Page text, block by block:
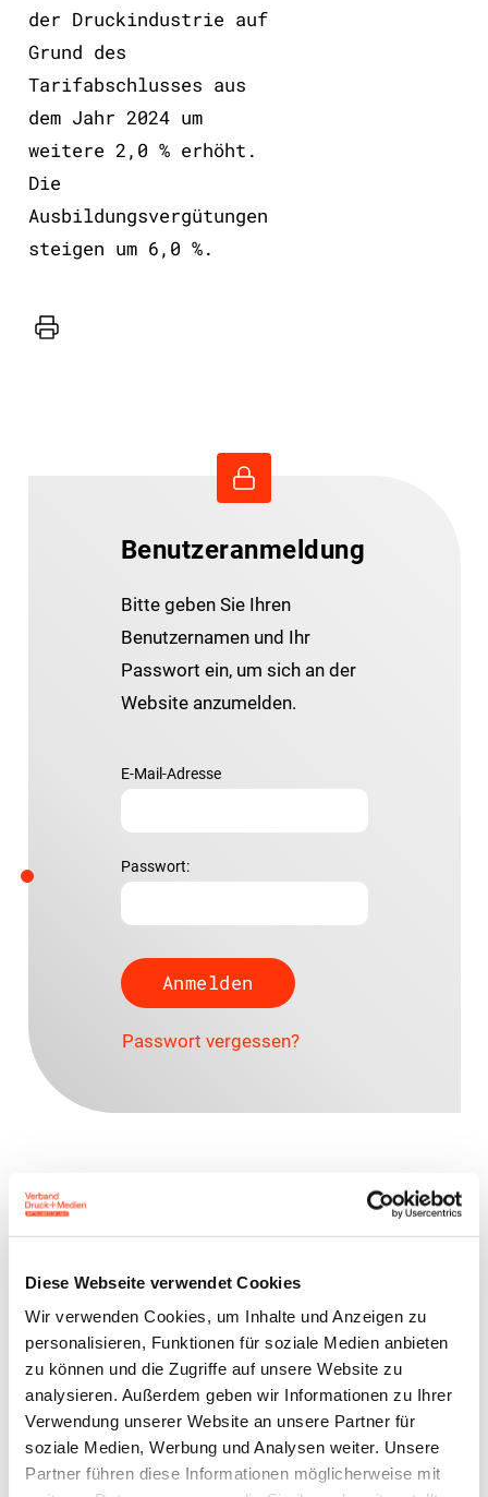
Diese Webseite verwendet Cookies
Wir verwenden Cookies, um Inhalte und Anzeigen zu
personalisieren, Funktionen für soziale Medien anbieten
zu können und die Zugriffe auf unsere Website zu
analysieren. Außerdem geben wir Informationen zu Ihrer
Verwendung unserer Website an unsere Partner für
soziale Medien, Werbung und Analysen weiter. Unsere
Partner führen diese Informationen möglicherweise mit
der Druckindustrie auf
Grund des
Tarifabschlusses aus
dem Jahr 2024 um
weitere 2,0 % erhöht.
Die
Ausbildungsvergütungen
steigen um 6,0 %.
Drucker
Benutzeranmeldung
Bitte geben Sie Ihren
Benutzernamen und Ihr
Passwort ein, um sich an der
Website anzumelden.
E-Mail-Adresse
Passwort:
Passwort vergessen?
Ansprechpartner
Sascha Kirsten
kirsten@vdm-mitteldeutschland.de
0341 86859 27
0172 5286307
Zur Übersicht